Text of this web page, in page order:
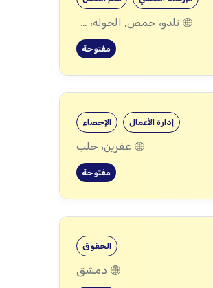
تلدو، حمص, الحولة، حمص
مفتوحة
الإحصاء إدارة الأعمال
عفرين، حلب
مفتوحة
الحقوق
دمشق